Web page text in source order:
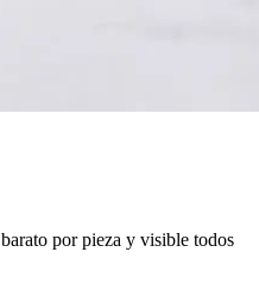
por pieza y visible todos